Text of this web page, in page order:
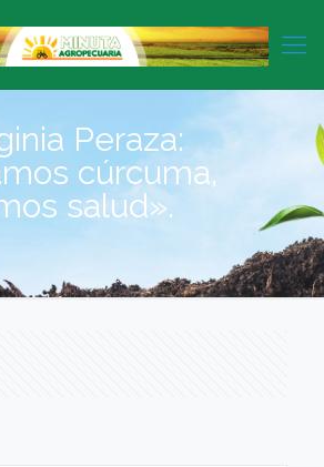
Peraza:
cúrcuma,
salud».